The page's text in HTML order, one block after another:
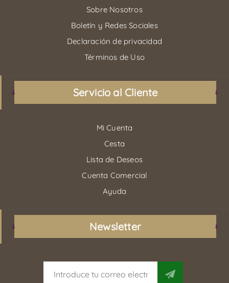
Sobre Nosotros
Boletín y Redes Sociales
Declaración de privacidad
Términos de Uso
Servicio al Cliente
Mi Cuenta
Cesta
Lista de Deseos
Cuenta Comercial
Ayuda
Newsletter